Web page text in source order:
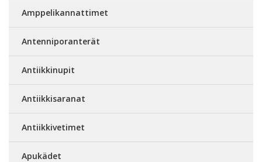
Amppelikannattimet
Antenniporanterät
Antiikkinupit
Antiikkisaranat
Antiikkivetimet
Apukädet